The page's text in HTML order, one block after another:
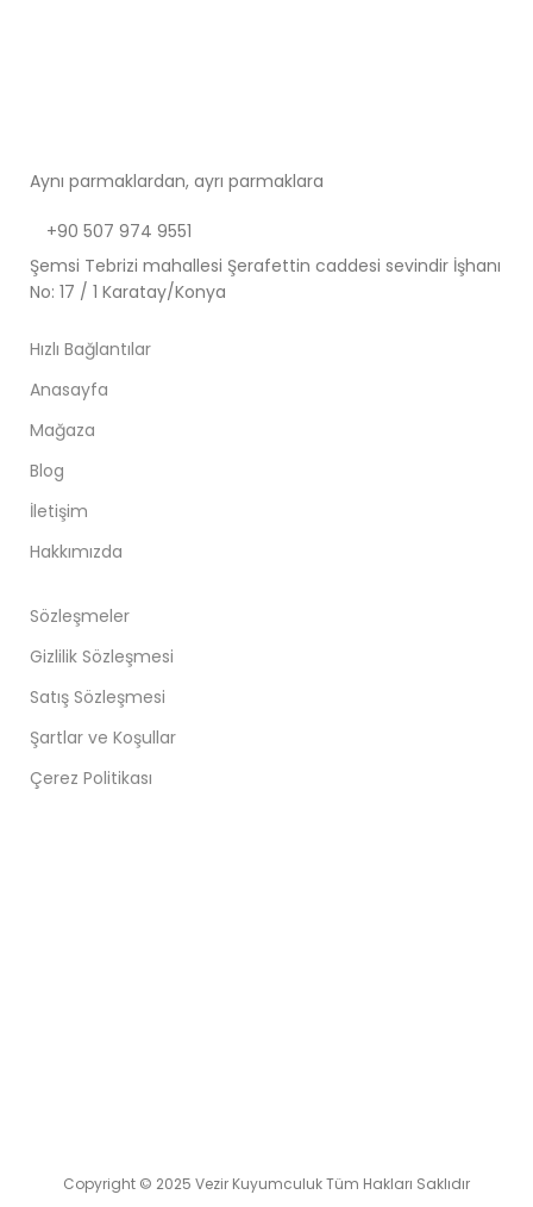
Aynı parmaklardan, ayrı parmaklara
+90 507 974 9551
Şemsi Tebrizi mahallesi Şerafettin caddesi sevindir İşhanı
No: 17 / 1 Karatay/Konya
Hızlı Bağlantılar
Anasayfa
Mağaza
Blog
İletişim
Hakkımızda
Sözleşmeler
Gizlilik Sözleşmesi
Satış Sözleşmesi
Şartlar ve Koşullar
Çerez Politikası
Copyright © 2025 Vezir Kuyumculuk Tüm Hakları Saklıdır